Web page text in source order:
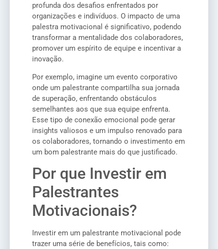
profunda dos desafios enfrentados por
organizações e indivíduos. O impacto de uma
palestra motivacional é significativo, podendo
transformar a mentalidade dos colaboradores,
promover um espírito de equipe e incentivar a
inovação.
Por exemplo, imagine um evento corporativo
onde um palestrante compartilha sua jornada
de superação, enfrentando obstáculos
semelhantes aos que sua equipe enfrenta.
Esse tipo de conexão emocional pode gerar
insights valiosos e um impulso renovado para
os colaboradores, tornando o investimento em
um bom palestrante mais do que justificado.
Por que Investir em
Palestrantes
Motivacionais?
Investir em um palestrante motivacional pode
trazer uma série de benefícios, tais como: